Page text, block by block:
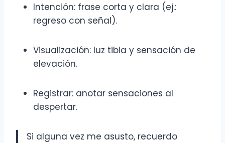
Intención: frase corta y clara (ej.:
regreso con señal).
Visualización: luz tibia y sensación de
elevación.
Registrar: anotar sensaciones al
despertar.
Si alguna vez me asusto, recuerdo